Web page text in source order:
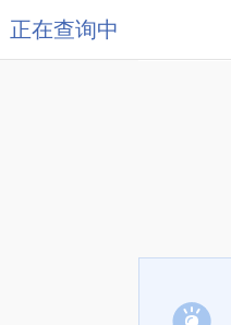
正在查询中